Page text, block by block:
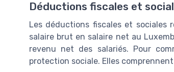
Déductions fiscales et
Les déductions fiscales et
salaire brut en salaire net au
revenu net des salariés. Pour
protection sociale. Elles comprennent